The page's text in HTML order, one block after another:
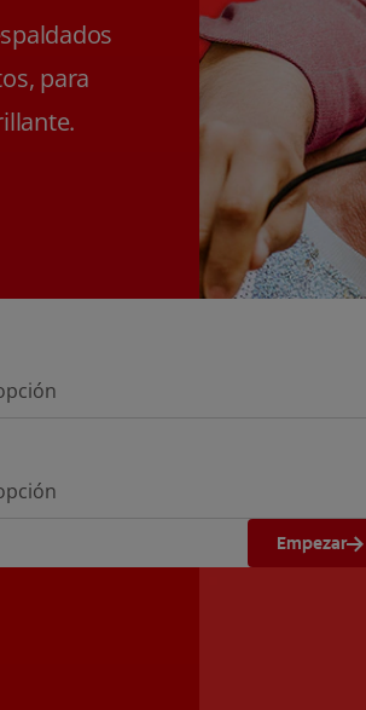
para
Empezar